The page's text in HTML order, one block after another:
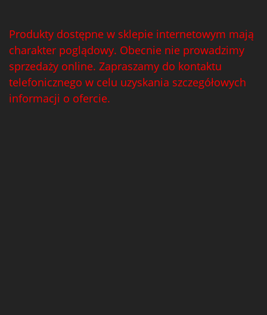
Produkty dostępne w sklepie internetowym mają
charakter poglądowy. Obecnie nie prowadzimy
sprzedaży online. Zapraszamy do kontaktu
telefonicznego w celu uzyskania szczegółowych
informacji o ofercie.